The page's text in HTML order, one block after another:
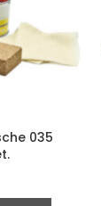
035